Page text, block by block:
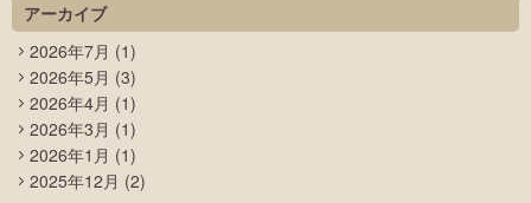
アーカイブ
2026年7月 (1)
2026年5月 (3)
2026年4月 (1)
2026年3月 (1)
2026年1月 (1)
2025年12月 (2)